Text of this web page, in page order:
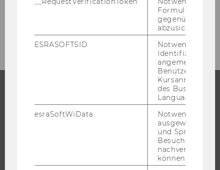
STUDIUM
DOKTORAT / PHD
gegenüber
abzusichern.
ESRASOFTSID
Notwendig zur
Identifizierung
angemeldeten
Benutzers im
des Business
Language
esraSoftWiData
Notwendig um
ausgewählte
und
Besuchers
nachverfolgen
können.